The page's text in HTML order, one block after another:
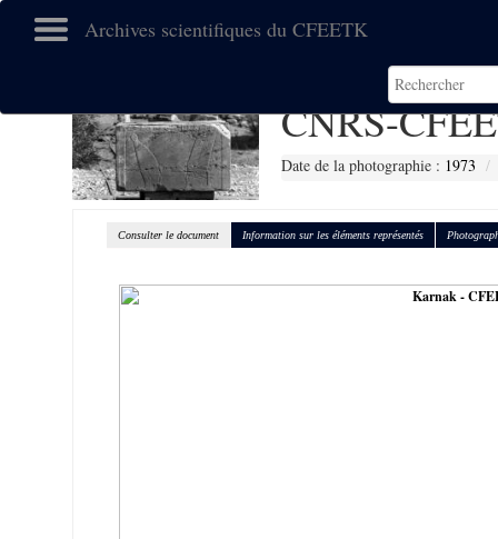
Archives scientifiques du CFEETK
CNRS-
Date de la photographie : 1973
Consulter le document Information sur les éléments représentés